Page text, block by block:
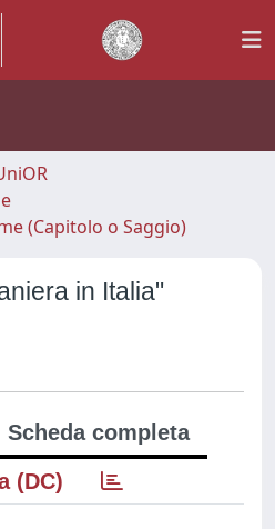
(Capitolo o Saggio)
in Italia"
Scheda completa
(DC)